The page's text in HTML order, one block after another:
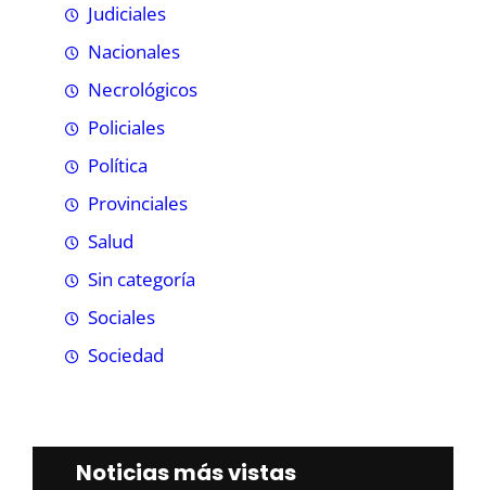
Judiciales
Nacionales
Necrológicos
Policiales
Política
Provinciales
Salud
Sin categoría
Sociales
Sociedad
Noticias más vistas